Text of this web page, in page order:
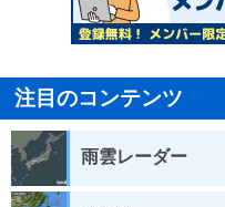
注目のコンテンツ
雨雲レーダー